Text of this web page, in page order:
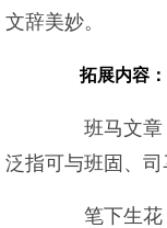
文辞美妙。
拓展内容：
班马文章：
泛指可与班固、司
笔下生花：